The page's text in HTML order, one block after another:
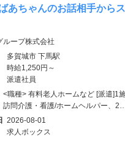
あちゃんのお話相手から
ループ株式会社
多賀城市 下馬駅
時給1,250円～
派遣社員
<職種> 有料老人ホームなど [派遣]1
訪問介護・看護/ホームヘルパー、2…
2026-08-01
求人ボックス